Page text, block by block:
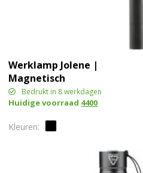
Werklamp Jolene |
Magnetisch
Bedrukt in 8 werkdagen
Huidige voorraad 4400